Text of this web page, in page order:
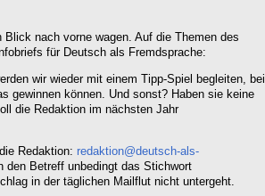
nach vorne wagen. Auf die Themen des
für Deutsch als Fremdsprache:
wir wieder mit einem Tipp-Spiel begleiten, bei
gewinnen können. Und sonst? Haben sie keine
die Redaktion im nächsten Jahr
Redaktion: redaktion@deutsch-als-
den Betreff unbedingt das Stichwort
in der täglichen Mailflut nicht untergeht.